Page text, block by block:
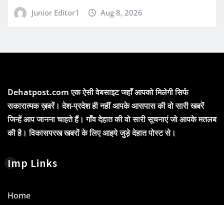
Junior Editor1 Aug 8, 2026
Dehatpost.com एक ऐसी वेबसाइट जहाँ आपको मिलेगी सिर्फ
सकारात्मक ख़बरें। देश-प्रदेश ही नहीं आपके आसपास की वो सारी खबरें
जिन्हें आप जानना चाहते हैं। गाँव देहात की वो सारी सूचनाएं जो आपके मतलब
की है। विकासपरख खबरों के लिए आइये जुड़े देहात पोस्ट से।
Imp Links
Home